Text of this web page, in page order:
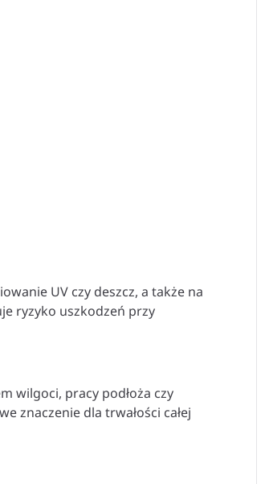
UV czy deszcz, a także na
ryzyko uszkodzeń przy
wilgoci, pracy podłoża czy
znaczenie dla trwałości całej